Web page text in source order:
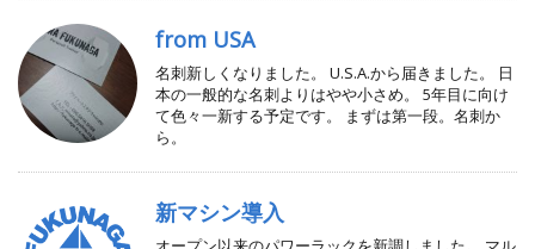
from USA
名刺新しくなりました。 U.S.A.から届きました。 日
本の一般的な名刺よりはやや小さめ。 5年目に向け
て色々一新する予定です。 まずは第一段。名刺か
ら。
新マシン導入